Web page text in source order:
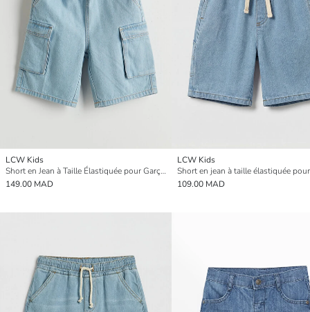
LCW Kids
Short en Jean à Taille Élastiquée pour Garçons
149.00 MAD
LCW Kids
Short en jean à taille élastiquée
109.00 MAD